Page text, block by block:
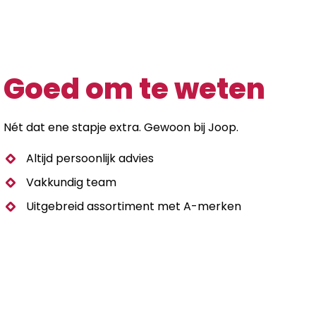
Goed om te weten
Nét dat ene stapje extra. Gewoon bij Joop.
Altijd persoonlijk advies
Vakkundig team
Uitgebreid assortiment met A-merken